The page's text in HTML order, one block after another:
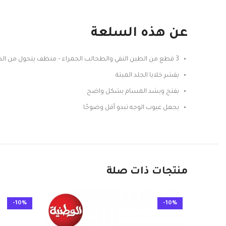
عن هذه السلعة
3 قطع من الطين النقي والطحالب الحمراء – منظف يتحول من الطين إلى رغوة موس
يقشر خلايا الجلد الميتة
يفتح ويشد المسام بشكل واضح
يجعل عيوب الوجه تبدو أقل وضوحًا
منتجات ذات صلة
-10%
-10%